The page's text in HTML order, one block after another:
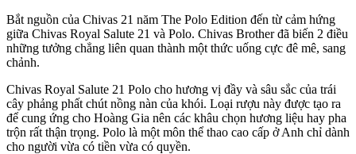
Bắt nguồn của Chivas 21 năm The Polo Edition đến từ cảm hứng
giữa Chivas Royal Salute 21 và Polo. Chivas Brother đã biến 2 điều
những tưởng chẳng liên quan thành một thức uống cực đê mê, sang
chảnh.
Chivas Royal Salute 21 Polo cho hương vị đầy và sâu sắc của trái
cây phảng phất chút nồng nàn của khói. Loại rượu này được tạo ra
để cung ứng cho Hoàng Gia nên các khâu chọn hương liệu hay pha
trộn rất thận trọng. Polo là một môn thể thao cao cấp ở Anh chỉ dành
cho người vừa có tiền vừa có quyền.